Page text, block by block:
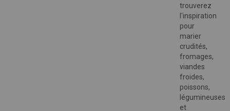
trouverez
l'inspiration
pour
marier
crudités,
fromages,
viandes
froides,
poissons,
légumineuses
et